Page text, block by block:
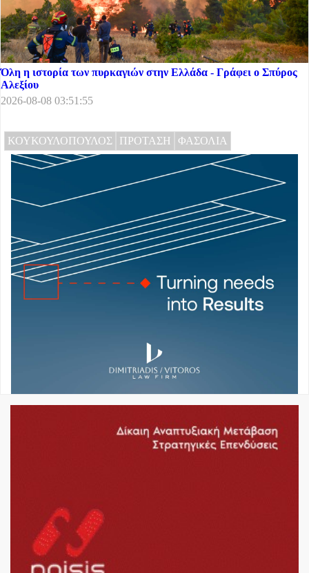
Όλη η ιστορία των πυρκαγιών στην Ελλάδα - Γράφει ο Σπύρος
Αλεξίου
2026-08-08 03:51:55
ΚΟΥΚΟΥΛΟΠΟΥΛΟΣ ΠΡΟΤΑΣΗ ΦΑΣΟΛΙΑ